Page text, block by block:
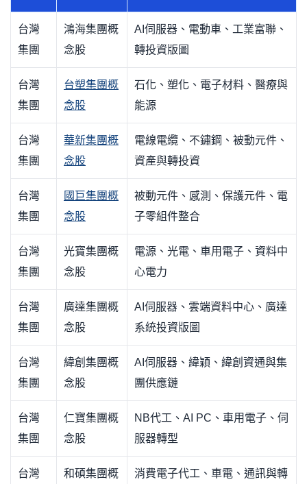
台灣
集團
鴻海集團概
念股
AI伺服器、電動車、工業富聯、
轉投資版圖
台灣
集團
台塑集團概
念股
石化、塑化、電子材料、醫療與
能源
台灣
集團
華新集團概
念股
電線電纜、不鏽鋼、被動元件、
資產與轉投資
台灣
集團
國巨集團概
念股
被動元件、感測、保護元件、電
子零組件整合
台灣
集團
光寶集團概
念股
電源、光電、車用電子、資料中
心電力
台灣
集團
廣達集團概
念股
AI伺服器、雲端資料中心、廣達
系統投資版圖
台灣
集團
緯創集團概
念股
AI伺服器、緯穎、緯創資通與集
團供應鏈
台灣
集團
仁寶集團概
念股
NB代工、AI PC、車用電子、伺
服器轉型
台灣
和碩集團概
消費電子代工、車電、通訊與轉